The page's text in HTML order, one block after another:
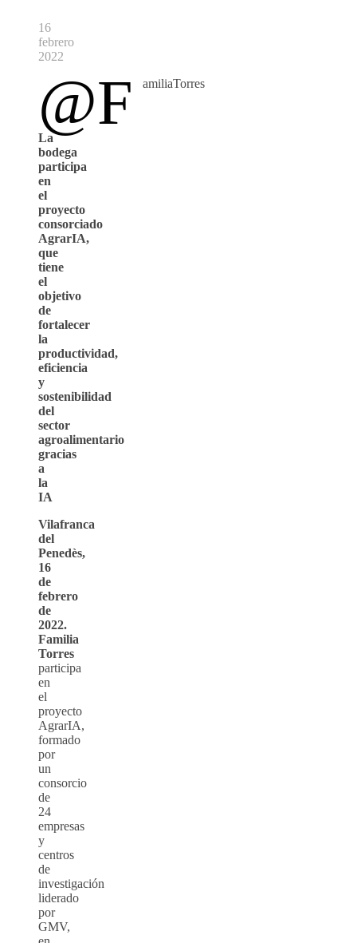
16
febrero
2022
@F amiliaTorres
La
bodega
participa
en
el
proyecto
consorciado
AgrarIA,
que
tiene
el
objetivo
de
fortalecer
la
productividad,
eficiencia
y
sostenibilidad
del
sector
agroalimentario
gracias
a
la
IA
Vilafranca
del
Penedès,
16
de
febrero
de
2022.
Familia
Torres
participa
en
el
proyecto
AgrarIA,
formado
por
un
consorcio
de
24
empresas
y
centros
de
investigación
liderado
por
GMV,